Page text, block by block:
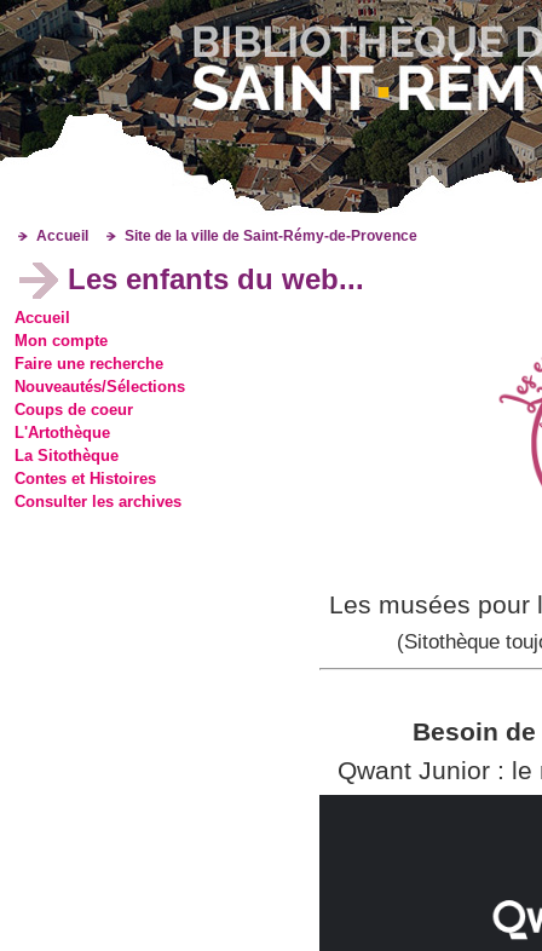
Les enfants du web...
Accueil Site de la ville de Saint-Rémy-de-Provence
Accueil
Mon compte
Faire une recherche
Nouveautés/Sélections
Coups de coeur
L'Artothèque
La Sitothèque
Contes et Histoires
Consulter les archives
Les musées pour
(Sitothèque
Besoin
Qwant Junior :